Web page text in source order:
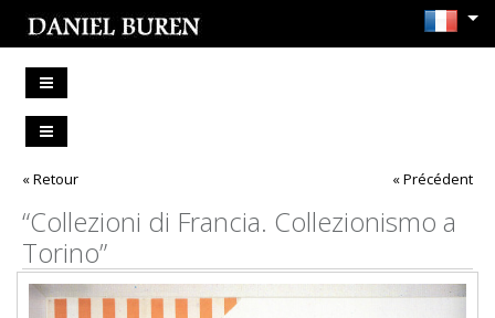
« Retour « Précédent
“Collezioni di Francia. Collezionismo a
Torino”